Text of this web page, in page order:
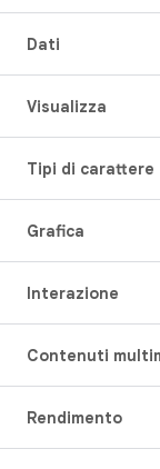
Dati
Visualizza
Tipi di carattere
Grafica
Interazione
Contenuti
Rendimento